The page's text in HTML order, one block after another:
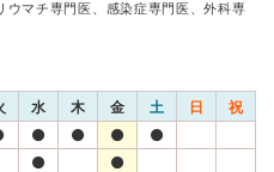
マチ専門医、感染症専門医、外科専
水 木 金 土 日 祝